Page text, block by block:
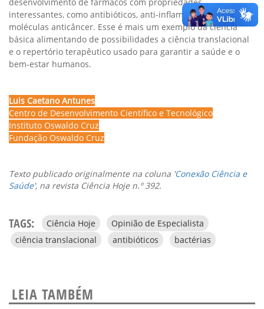
interessantes, como antibióticos, anti-inflamatórios e até
moléculas anticâncer. Esse é mais um exemplo da ciência
básica alimentando de possibilidades a ciência translacional
e o repertório terapêutico usado para garantir a saúde e o
bem-estar humanos.
Luis Caetano Antunes
Centro de Desenvolvimento Científico e Tecnológico
Instituto Oswaldo Cruz
Fundação Oswaldo Cruz
Texto publicado originalmente na coluna ' Conexão Ciência e
Saúde', na revista Ciência Hoje n.º 392.
TAGS: Ciência Hoje
Opinião de Especialista
ciência translacional
antibióticos bactérias
LEIA TAMBÉM